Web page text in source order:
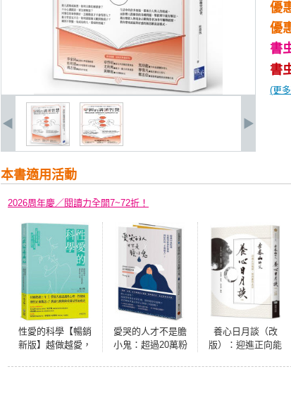
優
優
書
書
(更
本書適用活動
2026周年慶／閱讀力全開7~72折！
性愛的科學【暢銷
新版】越做越愛，
愛哭的人才不是膽
小鬼：超過20萬粉
養心日月談（改
版）：迎進正向能